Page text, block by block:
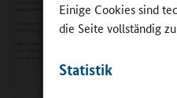
Einige Cookies sind
die Seite vollständig
Statistik